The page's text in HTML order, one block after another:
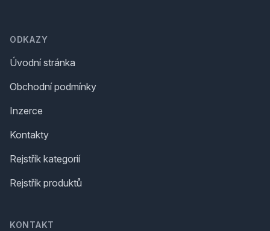
ODKAZY
Úvodní stránka
Obchodní podmínky
Inzerce
Kontakty
Rejstřík kategorií
Rejstřík produktů
KONTAKT